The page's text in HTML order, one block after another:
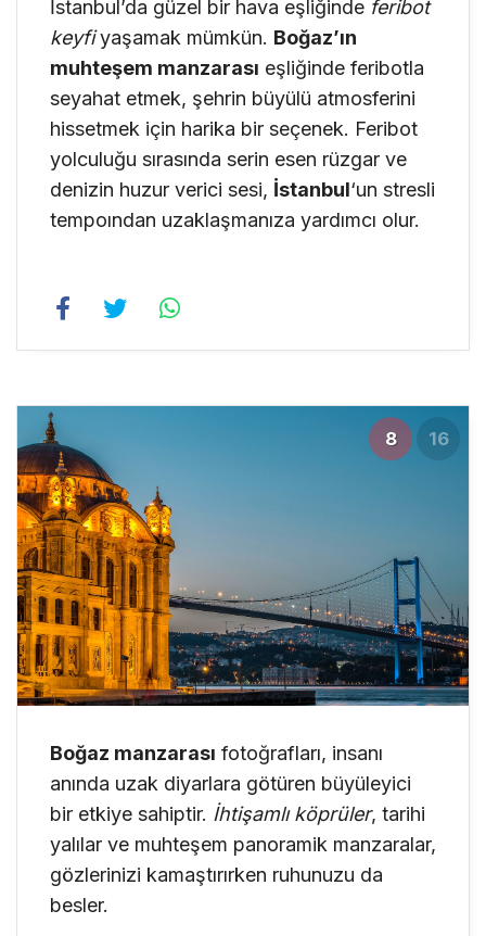
İstanbul’da güzel bir hava eşliğinde feribot
keyfiyaşamak mümkün. Boğaz’ın
muhteşem manzarası eşliğinde feribotla
seyahat etmek, şehrin büyülü atmosferini
hissetmek için harika bir seçenek. Feribot
yolculuğu sırasında serin esen rüzgar ve
denizin huzur verici sesi, İstanbul‘un stresli
tempoından uzaklaşmanıza yardımcı olur.
8 16
Boğaz manzarası fotoğrafları, insanı
anında uzak diyarlara götüren büyüleyici
bir etkiye sahiptir. İhtişamlı köprüler, tarihi
yalılar ve muhteşem panoramik manzaralar,
gözlerinizi kamaştırırken ruhunuzu da
besler.